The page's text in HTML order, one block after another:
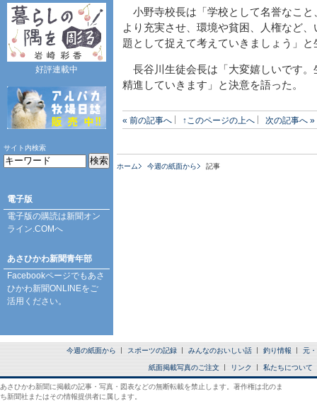
小野寺校長は「学校として名誉なこと
より充実させ、環境や貧困、人権など
題として捉えて考えていきましょう」
長谷川生徒会長は「大変嬉しいです。
精進していきます」と決意を語った。
« 前の記事へ ↑このページの上へ 次の記事へ »
ホーム 今週の紙面から 記事
好評連載中
サイト内検索
電子版
電子版の購読は新聞オン
ライン.COMへ
あさひかわ新聞青年部
Facebookページでもあさ
ひかわ新聞ONLINEをご
活用ください。
今週の紙面から スポーツの記録 みんなのおいしい話 釣り情報 元
紙面掲載写真のご注文 リンク 私たちについて
あさひかわ新聞に掲載の記事・写真・図表などの無断転載を禁止します。著作権は北のま
ち新聞社またはその情報提供者に属します。